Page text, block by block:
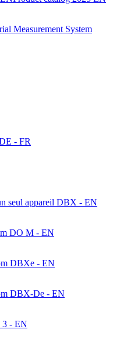
Measurement System
- FR
seul appareil DBX - EN
DO M - EN
DBXe - EN
DBX-De - EN
3 - EN